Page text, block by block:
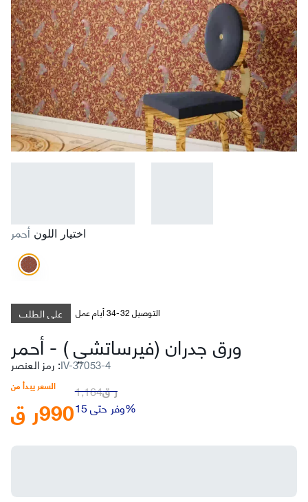
اختيار اللون أحمر
على الطلب التوصيل 32-34 أيام عمل
ورق جدران (فيرساتشي ) -أحمر
:IV-37053-4
السعر يبدأ من
ر ق990
ر ق1,164
وفر حتى 15%